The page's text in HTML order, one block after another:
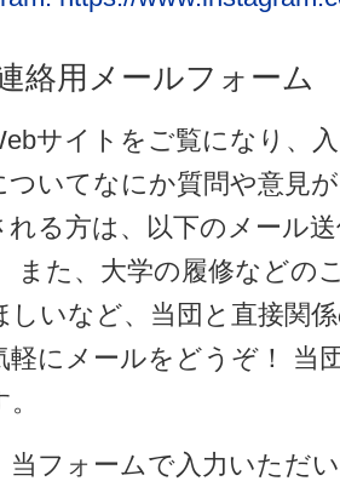
絡用メールフォーム
サイトをご覧になり、
ついてなにか質問や意見
れる方は、以下のメール
また、大学の履修などの
しいなど、当団と直接関
軽にメールをどうぞ！ 当
当フォームで入力いただ